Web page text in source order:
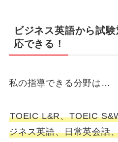
ビジネス英語から試
応できる！
私の指導できる分野は…
TOEIC L&R、TOEIC
ジネス英語、日常英会話